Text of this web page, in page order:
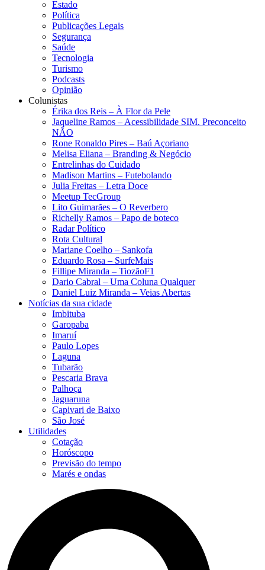
Estado
Política
Publicações Legais
Segurança
Saúde
Tecnologia
Turismo
Podcasts
Opinião
Colunistas
Érika dos Reis​ – À Flor da Pele
Jaqueline Ramos – Acessibilidade SIM. Preconceito
NÃO
Rone Ronaldo Pires – Baú Açoriano
Melisa Eliana – Branding & Negócio
Entrelinhas do Cuidado
Madison Martins – Futebolando
Julia Freitas​ – Letra Doce
Meetup TecGroup
Lito Guimarães – O Reverbero
Richelly Ramos​ – Papo de boteco
Radar Político
Rota Cultural
Mariane Coelho – Sankofa
Eduardo Rosa​ – SurfeMais
Fillipe Miranda – TiozãoF1
Dario Cabral – Uma Coluna Qualquer
Daniel Luiz Miranda – Veias Abertas
Notícias da sua cidade
Imbituba
Garopaba
Imaruí
Paulo Lopes
Laguna
Tubarão
Pescaria Brava
Palhoça
Jaguaruna
Capivari de Baixo
São José
Utilidades
Cotação
Horóscopo
Previsão do tempo
Marés e ondas